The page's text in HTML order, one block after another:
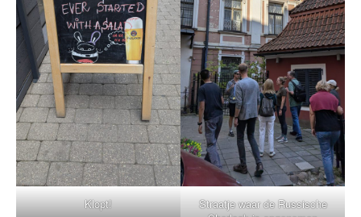
Klopt!
Straatje waar de Russische